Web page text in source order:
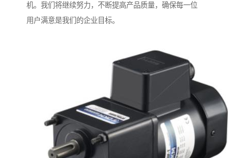
机。我们将继续努力，不断提高产品质量，确保每一位
用户满意是我们的企业目标。